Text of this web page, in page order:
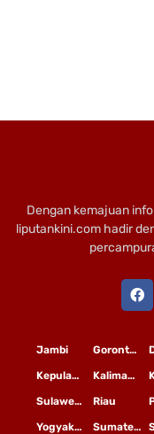
Dengan kemajuan
liputankini.com hadir
Gorontalo
Jambi
Kalimantan Timur
Kepulauan Riau
Riau
Sulawesi Selatan
Sumatera Utara
Yogyakarta